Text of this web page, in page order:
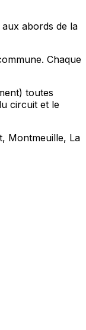
abords de la
Chaque
toutes
circuit et le
Montmeuille, La